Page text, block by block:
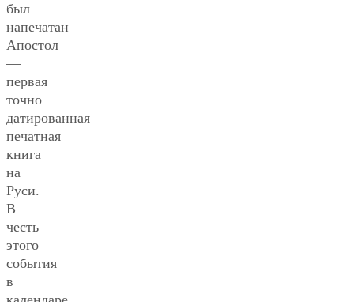
был
напечатан
Апостол
—
первая
точно
датированная
печатная
книга
на
Руси.
В
честь
этого
события
в